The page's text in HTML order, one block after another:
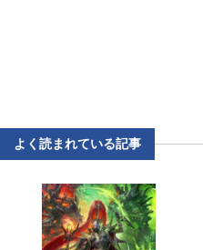
よく読まれている記事